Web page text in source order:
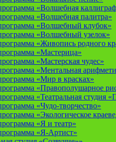
«Волшебная
«Волшебная палитра»
«Волшебный клубок»
«Волшебный узелок»
«Живопись родного
«Мастерица»
«Мастерская чудес»
«Ментальная
«Мир в красках»
«Правополушарное
«Театральная студия
«Чудо-творчество»
«Экологическое
«Я и театр»
«Я-Артист»